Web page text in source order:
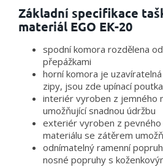
Základní specifikace
materiál EGO EK-20
spodní komora rozdělena
přepážkami
horní komora je
zipy, jsou zde upínací
interiér vyroben z jemného
umožňující snadnou údržbu
exteriér vyroben z
materiálu se zátěrem
odnímatelný ramenní
nosné popruhy s